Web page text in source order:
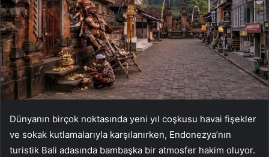
Dünyanın birçok noktasında yeni yıl coşkusu havai fişekler
ve sokak kutlamalarıyla karşılanırken, Endonezya’nın
turistik Bali adasında bambaşka bir atmosfer hakim oluyor.